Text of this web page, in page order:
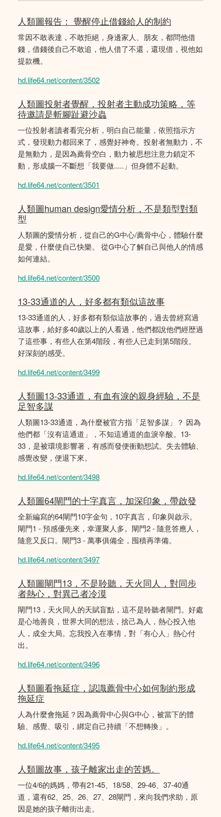
人類圖報告： 覺醒停止借錢給人的制約
常因不敢表達，不敢拒絕，身邊家人、朋友，都問他借
錢，借錢後自己不敢追，他人借了不還，還現借，視他如
提款機。
hd.life64.net/content/3502
人類圖投射者覺醒，投射者主動成功策略，等
待邀請是斬腳趾避沙蟲
一位投射者讀者看完分析，明白自己能量，依照指示方
式，發現動力都回來了，感覺好神奇。投射者無動力，不
是無動力，是因為薦骨空白，動力被思想注意力鎖定不
動，形成腦一不斷想「我要做.....」但身體不起動。
hd.life64.net/content/3501
人類圖human design愛情分析，不是類型對類
型
人類圖的愛情分析，從自己的G中心/薦骨中心，體驗什麼
是愛，什麼使自己快樂。 從G中心了解自己與他人的情感
如何連結。
hd.life64.net/content/3500
13-33通道的人，好多都有類似這故事
13-33通道的人，好多都有類似這故事的，過去曾經寫過
這故事，給好多40歲以上的人看過，他們都說他們經歴過
了這些事，有些人在第4階段，有些人已走到第5階段。
好深刻的感受。
hd.life64.net/content/3499
人類圖13-33通道，有血有淚的親身經驗，不是
足智多謀
人類圖13-33通道，為什麼被官方指「足智多謀」？ 因為
他們都「沒有這通道」，不知這通道的血淚辛酸。13-
33，是被環境影響著，有感而發便衝動想試。失去體驗、
感覺改變，便退下來。
hd.life64.net/content/3498
人類圖64閘門的十字真言，加深印象，帶啟發
全新編寫的64閘門10字金句，10字真言，印象與啟示。
閘門1 - 預感優先來，幸運聚人多。閘門2 - 隨意答應人，
隨意又反口。閘門3 - 萬事俱備全，囤積再準備。
hd.life64.net/content/3497
人類圖閘門13，不是聆聽，天火同人，對同步
者熱心，對異己者冷漠
閘門13，天火同人的天賦盲點，這不是聆聽者閘門。好處
是心地善良，世界大同的想法，捨己為人，熱心投入他
人，成全大局。忘我投入在事情，對「有心人」熱心付
出。
hd.life64.net/content/3496
人類圖看拖延症，認識薦骨中心如何制約形成
拖延症
人為什麼會拖延？因為薦骨中心與G中心，被當下的體
驗、感覺、吸引，綁定自己持續「不想轉換」。
hd.life64.net/content/3495
人類圖故事，孩子離家出走的苦媽。
一位4/6的媽媽，帶有21-45、18/58、29-46、37-40通
道，還有62、25、26、27、28閘門，來向我們求助，原
因是她的孩子離街出走。